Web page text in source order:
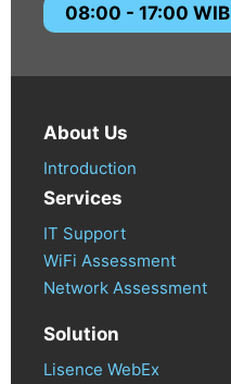
08:00 - 17:00 WIB
About Us
Introduction
Services
IT Support
WiFi Assessment
Network Assessment
Solution
Lisence WebEx